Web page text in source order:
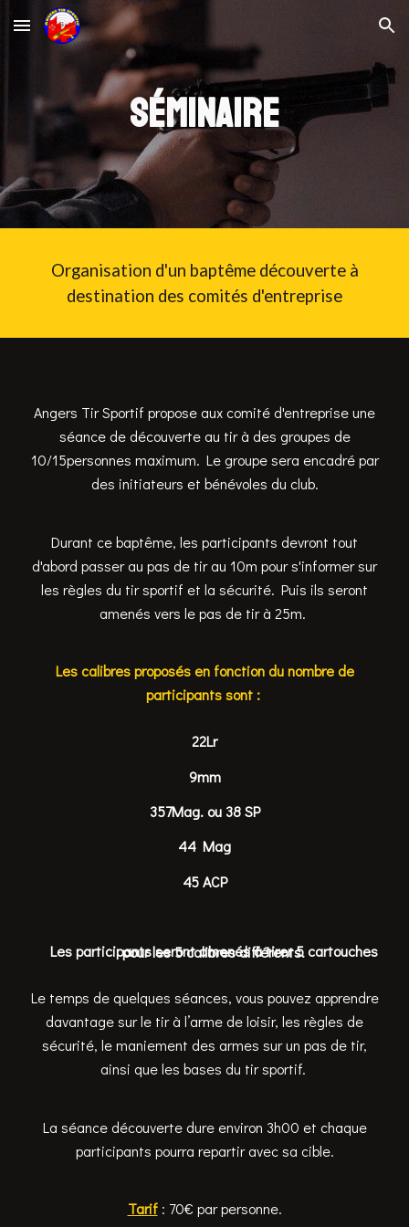
Skip to main content Skip to navigation
Séminaire
Organisation d'un baptême découverte à
destination des comités d'entreprise
Angers Tir Sportif propose aux comité d'entreprise une
séance de découverte au tir à des groupes de
10/15personnes maximum. Le groupe sera encadré par
des initiateurs et bénévoles du club.
Durant ce baptême, les participants devront tout
d'abord passer au pas de tir au 10m pour s'informer sur
les règles du tir sportif et la sécurité. Puis ils seront
amenés vers le pas de tir à 25m.
Les calibres proposés en fonction du nombre de
participants sont :
22Lr
9mm
357Mag. ou 38 SP
44 Mag
45 ACP
Les participants seront amenés à tirer 5 cartouches pour les 5 calibres différents.
Le temps de quelques séances, vous pouvez apprendre
davantage sur le tir à l’arme de loisir, les règles de
sécurité, le maniement des armes sur un pas de tir,
ainsi que les bases du tir sportif.
La séance découverte dure environ 3h00 et chaque
participants pourra repartir avec sa cible.
Tarif : 70€ par personne.